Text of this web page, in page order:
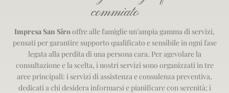
commiato
Impresa San Sirooffre alle famiglie un’ampia gamma di servizi,
pensati per garantire supporto qualificato e sensibile in ogni fase
legata alla perdita di una persona cara. Per agevolare la
consultazione e la scelta, i nostri servizi sono organizzati in tre
aree principali: i servizi di assistenza e consulenza preventiva,
dedicati a chi desidera informarsi e pianificare con serenità; i